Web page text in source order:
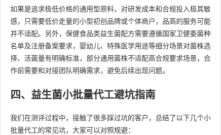
如果是追求极低价格的通用型原料，对研发成本和合规投入极其敏
感，只需要低价走量的小型初创品牌或个体商户，品高的服务可能
并不适配。另外，保健食品类益生菌配方需要遵循国家卫健委菌种
名单及注册备案要求，婴幼儿、特殊医学用途等细分场景对菌株选
择、活菌量有明确标准，部分通用菌株不适配高合规要求场景，合
作前需要和对接团队明确需求，避免后续出现问题。
四、益生菌小批量代工避坑指南
我们在测评过程中，接触了很多踩过坑的客户，总结了以下几个小
批量代工的常见坑，大家可以对照规避：